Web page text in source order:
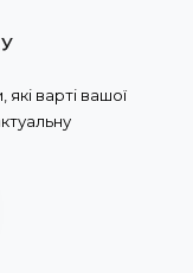
варті вашої